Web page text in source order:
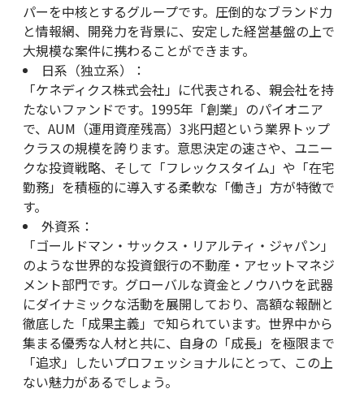
パーを中核とするグループです。圧倒的なブランド力
と情報網、開発力を背景に、安定した経営基盤の上で
大規模な案件に携わることができます。
日系（独立系）：
「ケネディクス株式会社」に代表される、親会社を持
たないファンドです。1995年「創業」のパイオニア
で、AUM（運用資産残高）3兆円超という業界トップ
クラスの規模を誇ります。意思決定の速さや、ユニー
クな投資戦略、そして「フレックスタイム」や「在宅
勤務」を積極的に導入する柔軟な「働き」方が特徴で
す。
外資系：
「ゴールドマン・サックス・リアルティ・ジャパン」
のような世界的な投資銀行の不動産・アセットマネジ
メント部門です。グローバルな資金とノウハウを武器
にダイナミックな活動を展開しており、高額な報酬と
徹底した「成果主義」で知られています。世界中から
集まる優秀な人材と共に、自身の「成長」を極限まで
「追求」したいプロフェッショナルにとって、この上
ない魅力があるでしょう。